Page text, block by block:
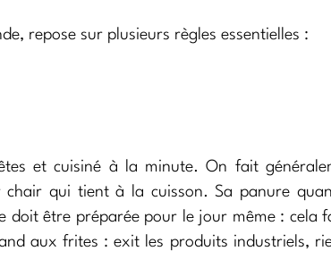
repose sur plusieurs règles essentielles :
et cuisiné à la minute. On fait
chair qui tient à la cuisson. Sa panure
doit être préparée pour le jour même : cela
aux frites : exit les produits industriels,